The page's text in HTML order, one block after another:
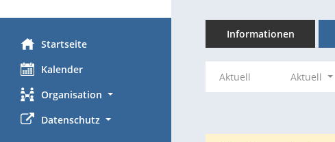
Startseite
Kalender
Organisation
Datenschutz
Informationen
Aktuell Aktuell